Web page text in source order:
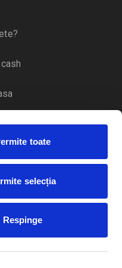
toate
selecția
Respinge